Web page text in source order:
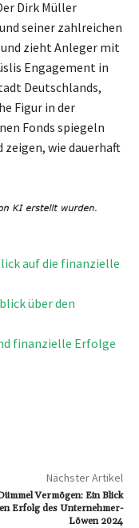
Dirk Müller
seiner zahlreichen
zieht Anleger mit
Engagement in
Deutschlands,
Figur in der
Fonds spiegeln
wie dauerhaft
auf die finanzielle
über den
finanzielle Erfolge
Nächster Artikel
Vermögen: Ein Blick
Erfolg des Unternehmer-
Löwen 2024